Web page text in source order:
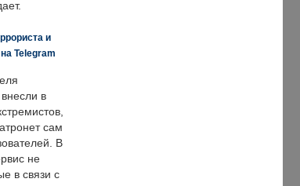
и
Telegram
в
сам
В
не
в связи с